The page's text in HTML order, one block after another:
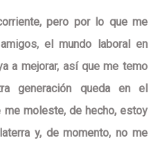
pero por lo que me
el mundo laboral en
a mejorar, así que me temo
generación queda en el
me moleste, de hecho, estoy
y, de momento, no me